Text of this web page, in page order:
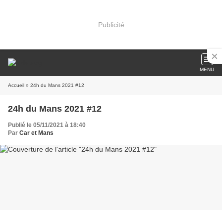
Publicité
MENU
Accueil » 24h du Mans 2021 #12
24h du Mans 2021 #12
Publié le 05/11/2021 à 18:40
Par Car et Mans